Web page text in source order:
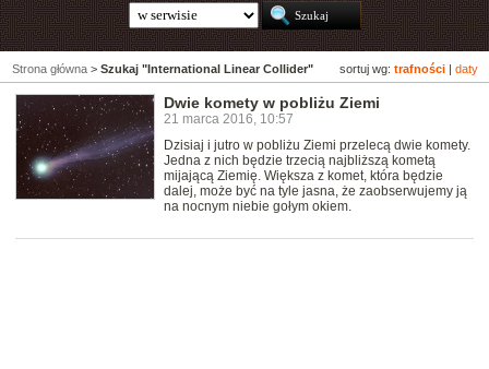
sortuj wg: trafności daty
Strona główna > Szukaj "International Linear Collider"
Dwie komety w pobliżu Ziemi
21 marca 2016, 10:57
Dzisiaj i jutro w pobliżu Ziemi przelecą dwie komety.
Jedna z nich będzie trzecią najbliższą kometą
mijającą Ziemię. Większa z komet, która będzie
dalej, może być na tyle jasna, że zaobserwujemy ją
na nocnym niebie gołym okiem.